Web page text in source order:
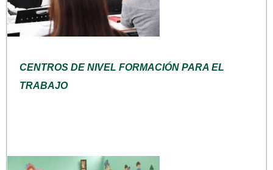
CENTROS DE NIVEL FORMACIÓN PARA EL
TRABAJO